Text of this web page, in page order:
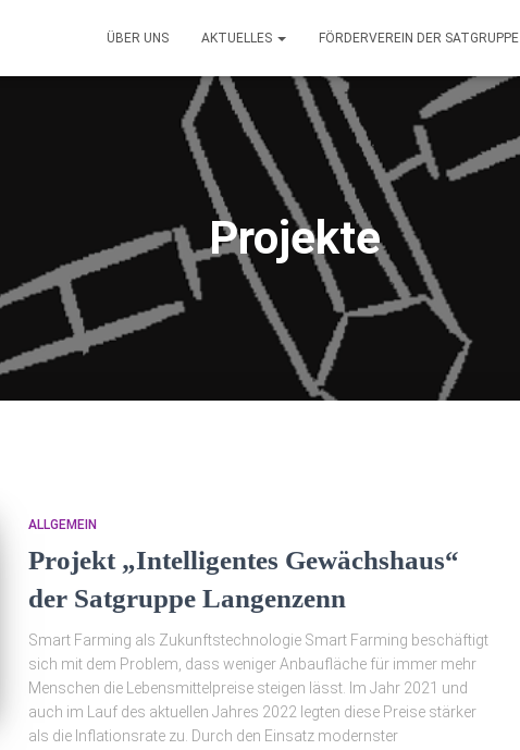
ÜBER UNS AKTUELLES FÖRDERVEREIN DER SATGRUPPE
Projekte
ALLGEMEIN
Projekt „Intelligentes Gewächshaus“
der Satgruppe Langenzenn
Smart Farming als Zukunftstechnologie Smart Farming beschäftigt
sich mit dem Problem, dass weniger Anbaufläche für immer mehr
Menschen die Lebensmittelpreise steigen lässt. Im Jahr 2021 und
auch im Lauf des aktuellen Jahres 2022 legten diese Preise stärker
als die Inflationsrate zu. Durch den Einsatz modernster